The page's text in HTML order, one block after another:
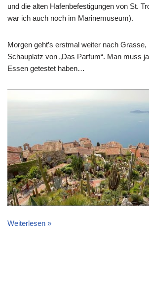
und die alten Hafenbefestigungen von St.
war ich auch noch im Marinemuseum).
Morgen geht’s erstmal weiter nach
Schauplatz von „Das Parfum“. Man muss
Essen getestet haben…
Weiterlesen »